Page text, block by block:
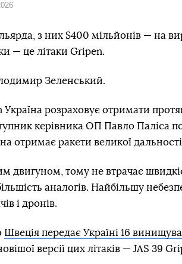
з них $400 мільйонів — на
— це літаки Gripen.
Зеленський.
розраховує отримати
керівника ОП Павло Паліса
отримає ракети великої
двигуном, тому не втрачає
аналогів. Найбільшу
і дронів.
Швеція передає Україні 16
версії цих літаків — JAS 39